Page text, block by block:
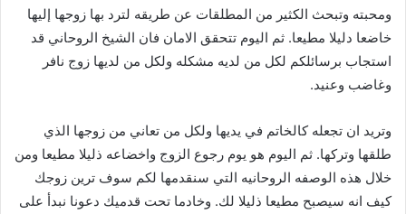
ومحبته وتبحث الكثير من المطلقات عن طريقه لترد بها زوجها إليها
خاضعا دليلا مطيعا. ثم اليوم تتحقق الامان فان الشيخ الروحاني قد
استجاب برسائلكم لكل من لديه مشكله ولكل من لديها زوج نافر
وغاضب وعنيد.
وتريد ان تجعله كالخاتم في يديها ولكل من تعاني من زوجها الذي
طلقها وتركها. ثم اليوم هو يوم رجوع الزوج واخضاعه ذليلا مطيعا ومن
خلال هذه الوصفه الروحانيه التي سنقدمها لكم سوف ترين زوجك
كيف انه سيصبح مطيعا ذليلا لك. وخادما تحت قدميك دعونا نبدأ على